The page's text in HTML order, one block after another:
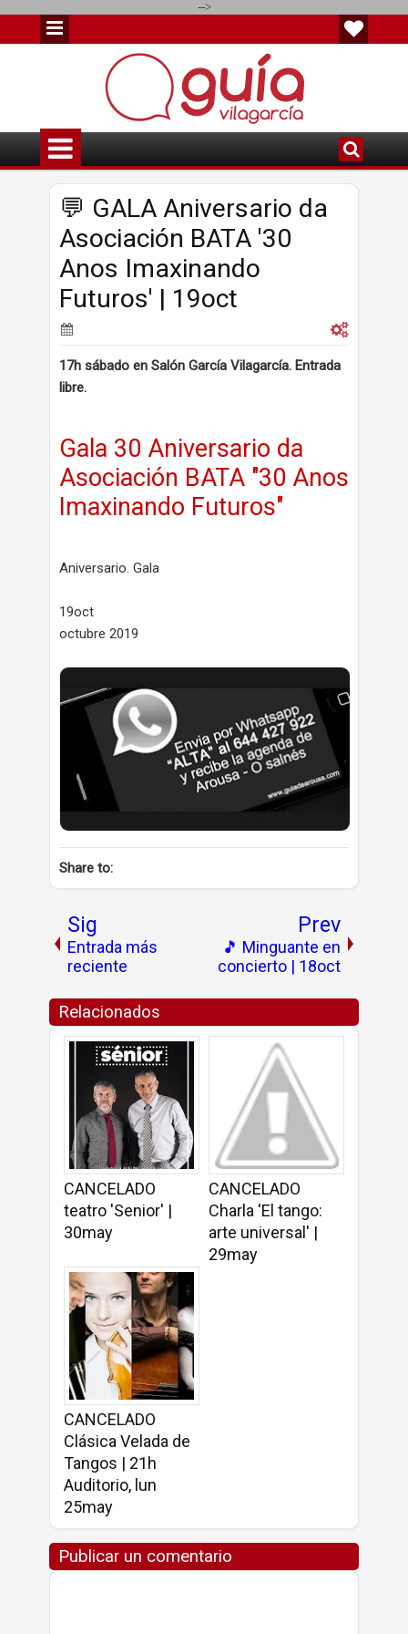
-->
💬 GALA Aniversario da
Asociación BATA '30
Anos Imaxinando
Futuros' | 19oct
17h sábado en Salón García Vilagarcía. Entrada
libre.
Gala 30 Aniversario da
Asociación BATA "30 Anos
Imaxinando Futuros"
Aniversario. Gala
19oct
octubre 2019
Share to:
Sig
Entrada más
reciente
Prev
🎵 Minguante en
concierto | 18oct
Relacionados
CANCELADO
teatro 'Senior' |
30may
CANCELADO
Charla 'El tango:
arte universal' |
29may
CANCELADO
Clásica Velada de
Tangos | 21h
Auditorio, lun
25may
Publicar un comentario